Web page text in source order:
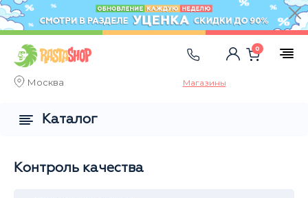
Москва Магазины
0
Контроль качества
Каталог